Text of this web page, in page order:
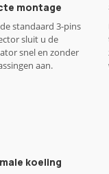
montage
standaard 3-pins
sluit u de
snel en zonder
aan.
koeling